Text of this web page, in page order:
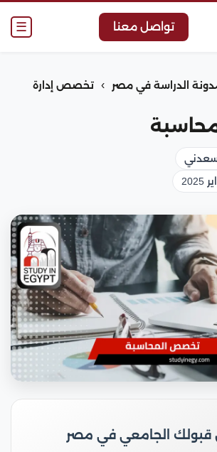
☰ تواصل معنا
الدراسة في مصر ›
تخصص إدارة
قبولك الجامعي في مصر